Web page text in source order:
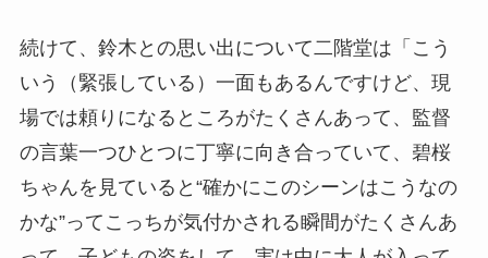
続けて、鈴木との思い出について二階堂は「こう
いう（緊張している）一面もあるんですけど、現
場では頼りになるところがたくさんあって、監督
の言葉一つひとつに丁寧に向き合っていて、碧桜
ちゃんを見ていると“確かにこのシーンはこうなの
かな”ってこっちが気付かされる瞬間がたくさんあ